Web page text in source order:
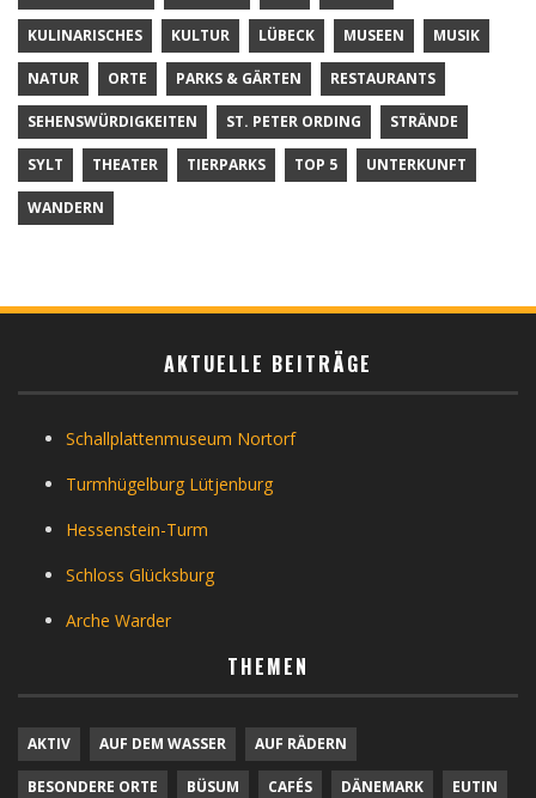
KULINARISCHES KULTUR LÜBECK MUSEEN MUSIK
NATUR ORTE PARKS & GÄRTEN RESTAURANTS
SEHENSWÜRDIGKEITEN ST. PETER ORDING STRÄNDE
SYLT THEATER TIERPARKS TOP 5 UNTERKUNFT
WANDERN
AKTUELLE BEITRÄGE
Schallplattenmuseum Nortorf
Turmhügelburg Lütjenburg
Hessenstein-Turm
Schloss Glücksburg
Arche Warder
THEMEN
AKTIV AUF DEM WASSER AUF RÄDERN
BESONDERE ORTE BÜSUM CAFÉS DÄNEMARK EUTIN